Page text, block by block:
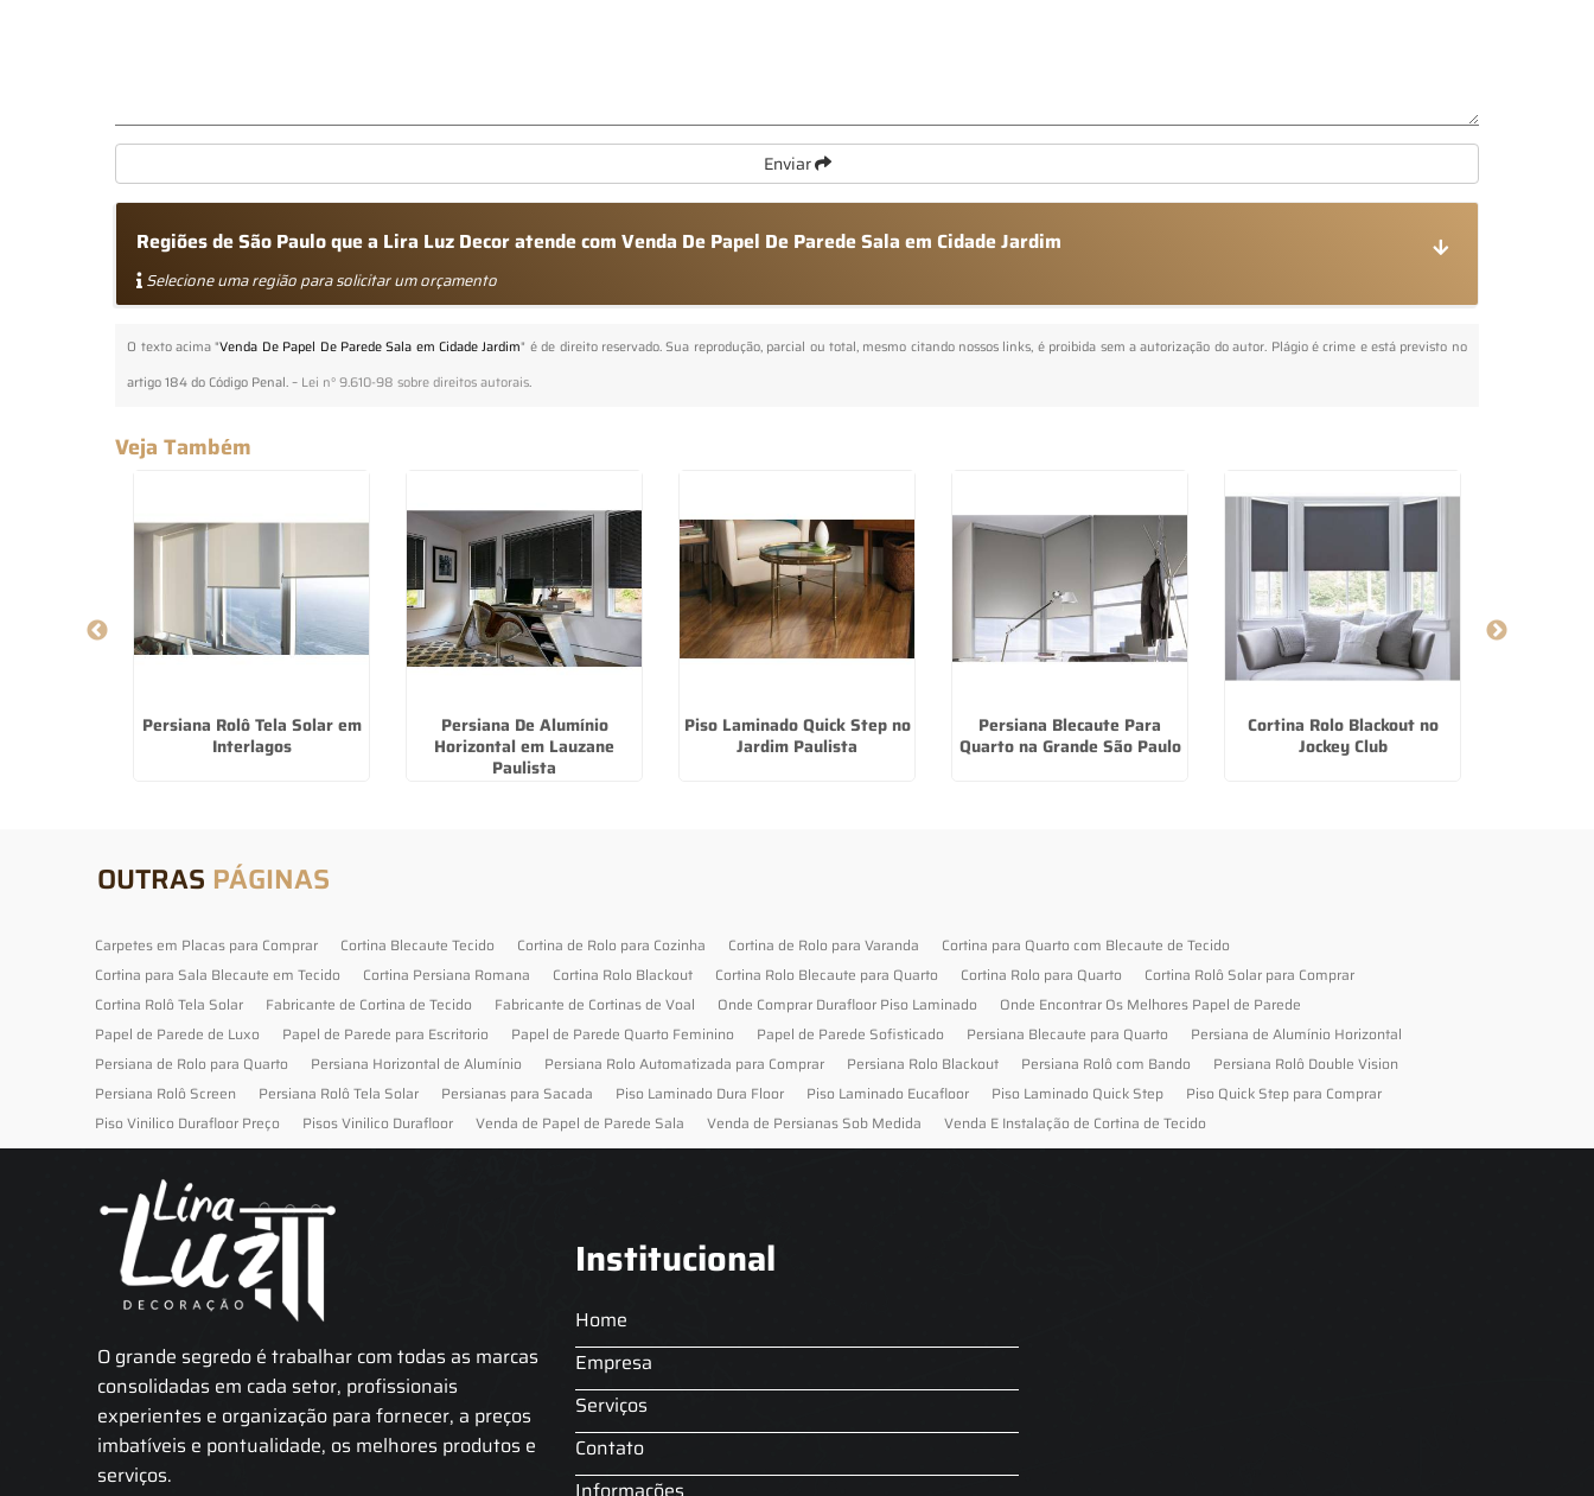
Enviar
Regiões de São Paulo que a Lira Luz Decor atende com Venda De Papel De Parede Sala em Cidade Jardim
Selecione uma região para solicitar um orçamento
O texto acima "Venda De Papel De Parede Sala em Cidade Jardim" é de direito reservado. Sua reprodução, parcial ou total, mesmo citando nossos links, é proibida sem a autorização do autor. Plágio é crime e está previsto no
artigo 184 do Código Penal. – Lei n° 9.610-98 sobre direitos autorais.
Veja Também
Persiana Rolô Tela Solar em
Interlagos
Persiana De Alumínio
Horizontal em Lauzane
Paulista
Piso Laminado Quick Step no
Jardim Paulista
Persiana Blecaute Para
Quarto na Grande São Paulo
Cortina Rolo Blackout no
Jockey Club
OUTRAS PÁGINAS
Carpetes em Placas para Comprar Cortina Blecaute Tecido Cortina de Rolo para Cozinha Cortina de Rolo para Varanda
Cortina para Quarto com Blecaute de Tecido
Cortina para Sala Blecaute em Tecido
Cortina Persiana Romana Cortina Rolo Blackout Cortina Rolo Blecaute para Quarto Cortina Rolo para Quarto
Cortina Rolô Solar para Comprar
Cortina Rolô Tela Solar
Fabricante de Cortina de Tecido Fabricante de Cortinas de Voal Onde Comprar Durafloor Piso Laminado
Onde Encontrar Os Melhores Papel de Parede
Papel de Parede de Luxo
Papel de Parede para Escritorio Papel de Parede Quarto Feminino Papel de Parede Sofisticado Persiana Blecaute para Quarto
Persiana de Alumínio Horizontal
Persiana de Rolo para Quarto
Persiana Horizontal de Alumínio Persiana Rolo Automatizada para Comprar Persiana Rolo Blackout Persiana Rolô com Bando
Persiana Rolô Double Vision
Persiana Rolô Screen
Persiana Rolô Tela Solar Persianas para Sacada Piso Laminado Dura Floor Piso Laminado Eucafloor Piso Laminado Quick Step
Piso Quick Step para Comprar
Piso Vinilico Durafloor Preço
Pisos Vinilico Durafloor Venda de Papel de Parede Sala Venda de Persianas Sob Medida Venda E Instalação de Cortina de Tecido
O grande segredo é trabalhar com todas as marcas
consolidadas em cada setor, profissionais
experientes e organização para fornecer, a preços
imbatíveis e pontualidade, os melhores produtos e
serviços.
Institucional
Home
Empresa
Serviços
Contato